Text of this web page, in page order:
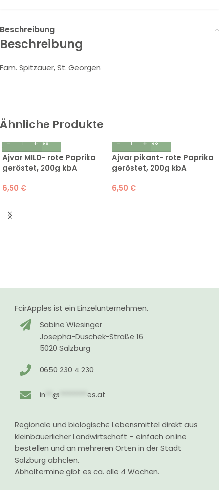
Beschreibung
Beschreibung
Fam. Spitzauer, St. Georgen
Ähnliche Produkte
Ajvar MILD- rote Paprika
geröstet, 200g kbA
6,50 €
Ajvar pikant- rote Paprika
geröstet, 200g kbA
6,50 €
FairApples ist ein Einzelunternehmen.
Sabine Wiesinger
Josepha-Duschek-Straße 16
5020 Salzburg
0650 230 4 230
in **@ ********es.at
Regionale und biologische Lebensmittel direkt aus
kleinbäuerlicher Landwirtschaft – einfach online
bestellen und an mehreren Orten in der Stadt
Salzburg abholen.
Abholtermine gibt es ca. alle 4 Wochen.